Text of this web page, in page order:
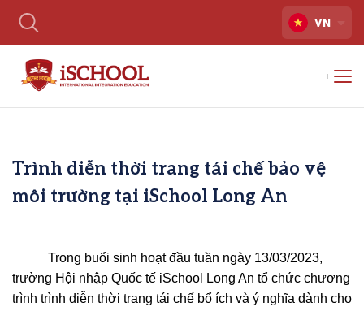
VN
Trình diễn thời trang tái chế bảo vệ
môi trường tại iSchool Long An
Trong buổi sinh hoạt đầu tuần ngày 13/03/2023,
trường Hội nhập Quốc tế iSchool Long An tổ chức chương
trình trình diễn thời trang tái chế bổ ích và ý nghĩa dành cho